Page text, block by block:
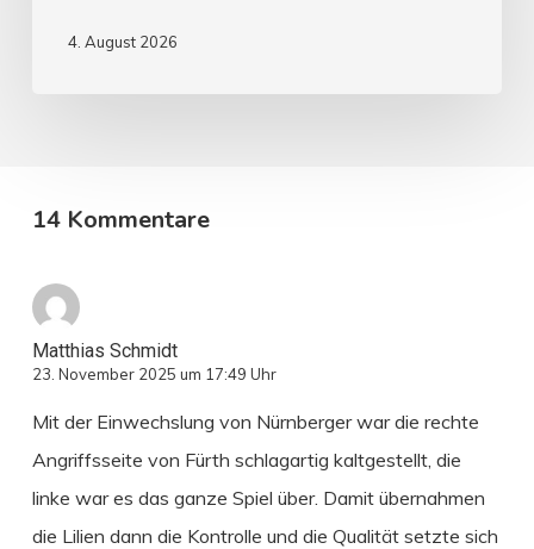
4. August 2026
14 Kommentare
Matthias Schmidt
23. November 2025 um 17:49 Uhr
Mit der Einwechslung von Nürnberger war die rechte
Angriffsseite von Fürth schlagartig kaltgestellt, die
linke war es das ganze Spiel über. Damit übernahmen
die Lilien dann die Kontrolle und die Qualität setzte sich